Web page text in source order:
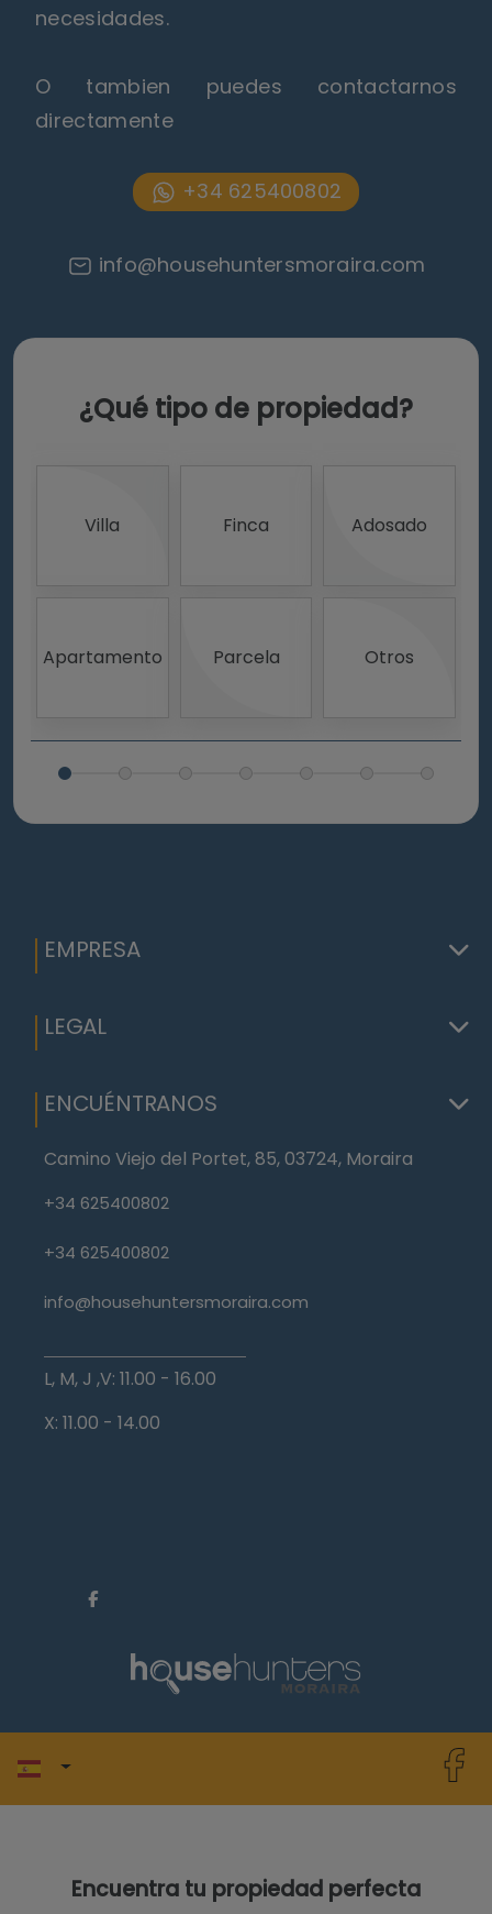
necesidades.
O tambien puedes contactarnos
directamente
+34 625400802
info@househuntersmoraira.com
¿Qué tipo de propiedad?
Villa Finca Adosado
Apartamento Parcela Otros
EMPRESA
LEGAL
ENCUÉNTRANOS
Camino Viejo del Portet, 85, 03724, Moraira
+34 625400802
+34 625400802
info@househuntersmoraira.com
L, M, J ,V: 11.00 - 16.00
X: 11.00 - 14.00
Encuentra tu propiedad perfecta